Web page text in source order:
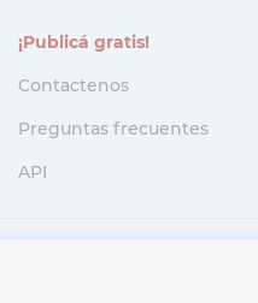
¡Publicá gratis!
Contactenos
Preguntas frecuentes
API
© Copyright 2026. Spothia.